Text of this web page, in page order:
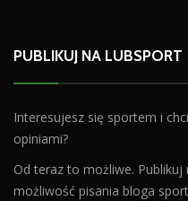
PUBLIKUJ NA LUBSPORT
Interesujesz się sportem i
opiniami?
Od teraz to możliwe.
możliwość pisania bloga